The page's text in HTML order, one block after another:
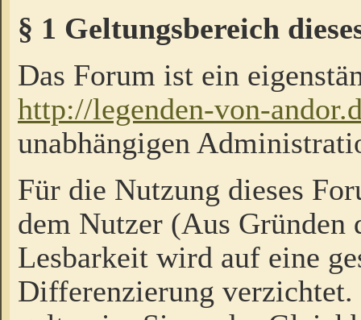
§ 1 Geltungsbereich
Das Forum ist ein
http://legenden-von-
unabhängigen
Für die Nutzung dieses
dem Nutzer (Aus Gründen
Lesbarkeit wird auf eine
Differenzierung